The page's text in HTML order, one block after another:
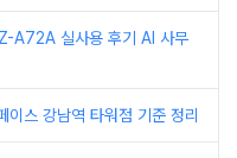
A72A 실사용 후기 AI 사무
이스 강남역 타워점 기준 정리